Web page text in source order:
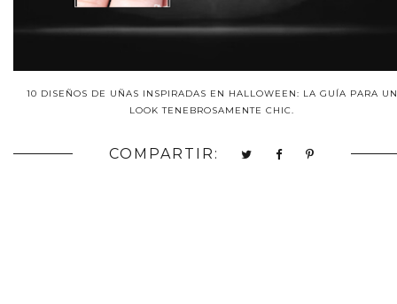
10 DISEÑOS DE UÑAS INSPIRADAS EN HALLOWEEN: LA GUÍA PARA UN
LOOK TENEBROSAMENTE CHIC.
COMPARTIR: